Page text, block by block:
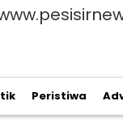
Peristiwa